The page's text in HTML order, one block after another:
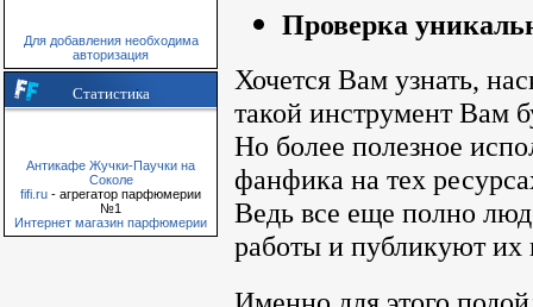
Для добавления необходима
авторизация
Статистика
Антикафе Жучки-Паучки на
Соколе
fifi.ru - агрегатор парфюмерии
№1
Интернет магазин парфюмерии
Проверка
Хочется Вам узнать,
такой инструмент Вам
Но более полезное
фанфика на тех
Ведь все еще полно
работы и публикуют их